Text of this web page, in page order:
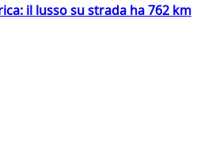
il lusso su strada ha 762 km